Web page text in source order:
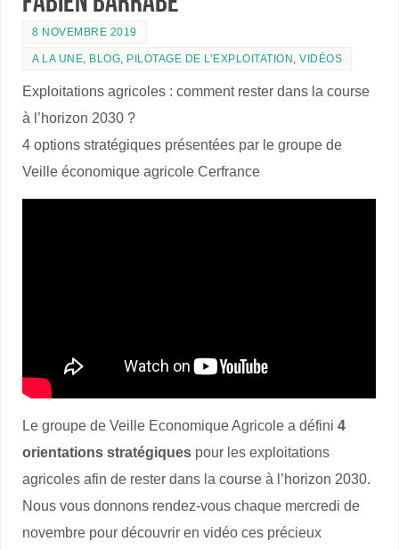
8 NOVEMBRE 2019
A LA UNE BLOG PILOTAGE DE L’EXPLOITATION ,VIDÉOS
Exploitations agricoles : comment rester dans la course
à l’horizon 2030 ?
4 options stratégiques présentées par le groupe de
Veille économique agricole Cerfrance
Le groupe de Veille Economique Agricole a défini4
orientations stratégiques pour les exploitations
agricoles afin de rester dans la course à l’horizon 2030.
Nous vous donnons rendez-vous chaque mercredi de
novembre pour découvrir en vidéo ces précieux